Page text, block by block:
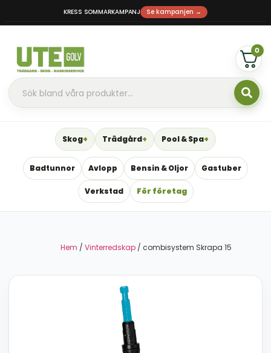
KRESS SOMMARKAMPANJ Se kampanjen →
0
Skog Trädgård Pool & Spa
Badtunnor Avlopp Bensin & Oljor Gastuber
Verkstad För företag
Hem / Vinterredskap / combisystem Skrapa 15